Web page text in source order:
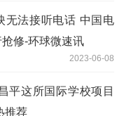
无法接听电话 中国电
修-环球微速讯
2023-06-08
平这所国际学校项目
推荐